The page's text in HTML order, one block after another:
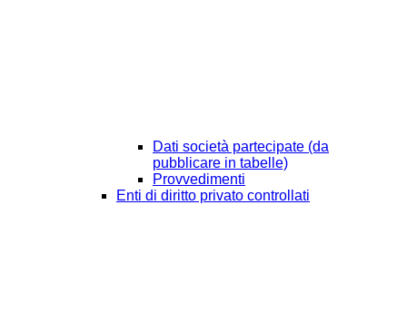
Dati società partecipate (da
pubblicare in tabelle)
Provvedimenti
Enti di diritto privato controllati